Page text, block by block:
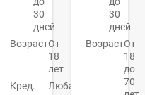
30
дней
ВозрастОт
18
лет
Кред.
Любая
30
дней
ВозрастОт
18
до
70